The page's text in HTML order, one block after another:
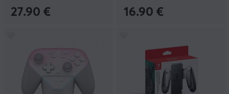
27.90 € 16.90 €